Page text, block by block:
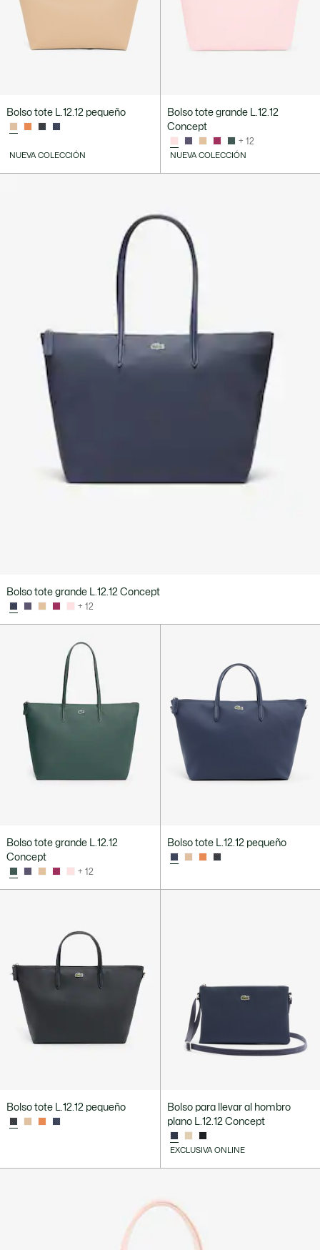
Bolso tote L.12.12 pequeño
NUEVA COLECCIÓN
Bolso tote grande L.12.12
Concept
+ 12
NUEVA COLECCIÓN
Bolso tote grande L.12.12 Concept
+ 12
Bolso tote grande L.12.12
Concept
+ 12
Bolso tote L.12.12 pequeño
Bolso tote L.12.12 pequeño
Bolso para llevar al hombro
plano L.12.12 Concept
EXCLUSIVA ONLINE